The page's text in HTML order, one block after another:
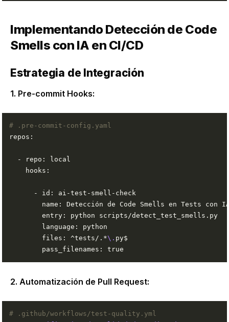
Implementando Detección de Code
Smells con IA en CI/CD
Estrategia de Integración
1. Pre-commit Hooks:
# .pre-commit-config.yaml
        files: ^tests/.*
\.
2. Automatización de Pull Request:
# .github/workflows/test-quality.yml